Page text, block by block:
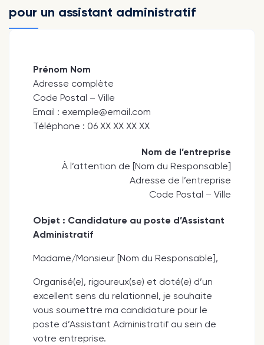
pour un assistant administratif
Prénom Nom
Adresse complète
Code Postal – Ville
Email : exemple@email.com
Téléphone : 06 XX XX XX XX
Nom de l’entreprise
À l’attention de [Nom du Responsable]
Adresse de l’entreprise
Code Postal – Ville
Objet : Candidature au poste d’Assistant
Administratif
Madame/Monsieur [Nom du Responsable],
Organisé(e), rigoureux(se) et doté(e) d’un
excellent sens du relationnel, je souhaite
vous soumettre ma candidature pour le
poste d’Assistant Administratif au sein de
votre entreprise.